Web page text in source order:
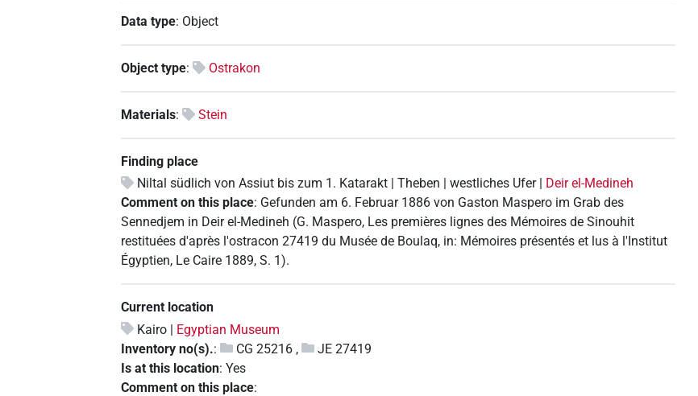
Data type: Object
Object type: Ostrakon
Materials: Stein
Finding place
Niltal südlich von Assiut bis zum 1. Katarakt | Theben | westliches Ufer | Deir el-Medineh
Comment on this place: Gefunden am 6. Februar 1886 von Gaston Maspero im Grab des
Sennedjem in Deir el-Medineh (G. Maspero, Les premières lignes des Mémoires de Sinouhit
restituées d'après l'ostracon 27419 du Musée de Boulaq, in: Mémoires présentés et lus à l'Institut
Égyptien, Le Caire 1889, S. 1).
Current location
Kairo | Egyptian Museum
Inventory no(s).: CG 25216 ,
JE 27419
Is at this location:Yes
Comment on this place: